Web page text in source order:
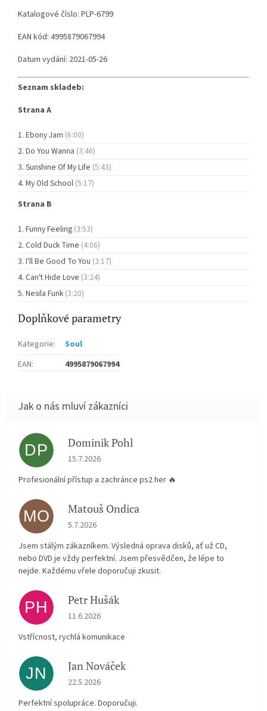
Katalogové číslo: PLP-6799
EAN kód: 4995879067994
Datum vydání: 2021-05-26
Seznam skladeb:
Strana A
Ebony Jam (6:00)
Do You Wanna (3:46)
Sunshine Of My Life (5:43)
My Old School (5:17)
Strana B
Funny Feeling (3:53)
Cold Duck Time (4:06)
I'll Be Good To You (3:17)
Can't Hide Love (3:24)
Nesila Funk (3:20)
Doplňkové parametry
Kategorie:
Soul
EAN: 4995879067994
DP Dominik Pohl
Hodnocení obchodu je 5 z 5 hvězdiček.
15.7.2026
Profesionální přístup a zachránce ps2 her 🔥
MO Matouš Ondica
Hodnocení obchodu je 5 z 5 hvězdiček.
5.7.2026
Jsem stálým zákazníkem. Výsledná oprava disků, ať už CD,
nebo DVD je vždy perfektní. Jsem přesvědčen, že lépe to
nejde. Každému vřele doporučuji zkusit.
PH Petr Hušák
Hodnocení obchodu je 5 z 5 hvězdiček.
11.6.2026
Vstřícnost, rychlá komunikace
JN Jan Nováček
Hodnocení obchodu je 5 z 5 hvězdiček.
22.5.2026
Perfektní spolupráce. Doporučuji.